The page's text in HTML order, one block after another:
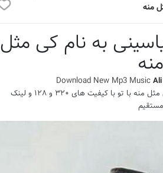
منه
به نام کی مثل
منه
Download New Mp3 Music
علی یاسینی به نام کی مثل منه با تو با کیفیت های ۳۲۰ و ۱۲۸ و لینک
مستقیم